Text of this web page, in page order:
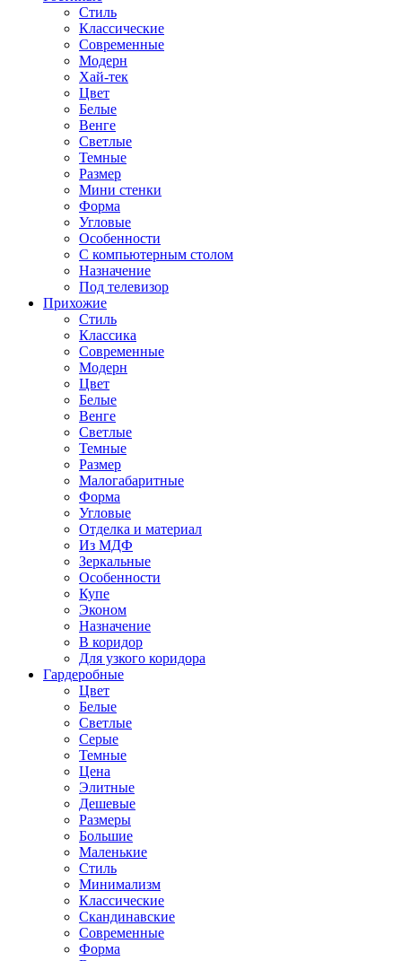
Стиль
Классические
Современные
Модерн
Хай-тек
Цвет
Белые
Венге
Светлые
Темные
Размер
Мини стенки
Форма
Угловые
Особенности
С компьютерным столом
Назначение
Под телевизор
Прихожие
Стиль
Классика
Современные
Модерн
Цвет
Белые
Венге
Светлые
Темные
Размер
Малогабаритные
Форма
Угловые
Отделка и материал
Из МДФ
Зеркальные
Особенности
Купе
Эконом
Назначение
В коридор
Для узкого коридора
Гардеробные
Цвет
Белые
Светлые
Серые
Темные
Цена
Элитные
Дешевые
Размеры
Большие
Маленькие
Стиль
Минимализм
Классические
Скандинавские
Современные
Форма